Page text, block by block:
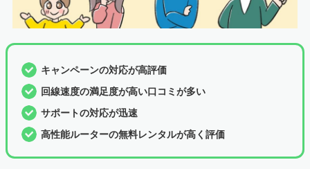
キャンペーンの対応が高評価
回線速度の満足度が高い口コミが多い
サポートの対応が迅速
高性能ルーターの無料レンタルが高く評価